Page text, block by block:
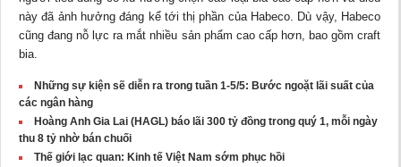
này đã ảnh hưởng đáng kể tới thị phần của Habeco. Dù vậy, Habeco
cũng đang nỗ lực ra mắt nhiều sản phẩm cao cấp hơn, bao gồm craft
bia.
Những sự kiện sẽ diễn ra trong tuần 1-5/5: Bước ngoặt lãi suất của
các ngân hàng
Hoàng Anh Gia Lai (HAGL) báo lãi 300 tỷ đồng trong quý 1, mỗi ngày
thu 8 tỷ nhờ bán chuối
Thế giới lạc quan: Kinh tế Việt Nam sớm phục hồi